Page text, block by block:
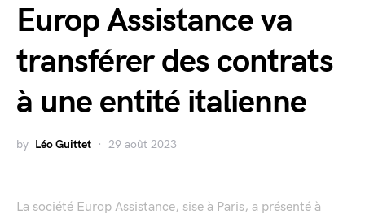
Europ Assistance va
transférer des contrats
à une entité italienne
by Léo Guittet 29 août 2023
La société Europ Assistance, sise à Paris, a présenté à